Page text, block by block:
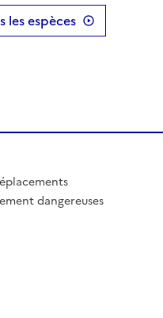
les espèces
dangereuses